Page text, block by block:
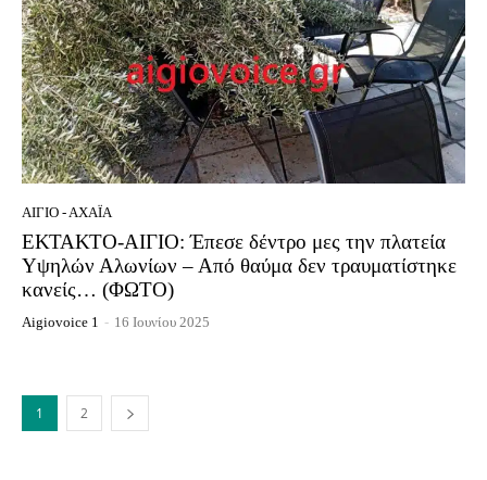
ΑΊΓΙΟ - ΑΧΑΪ́Α
ΕΚΤΑΚΤΟ-ΑΙΓΙΟ: Έπεσε δέντρο μες την πλατεία
Υψηλών Αλωνίων – Από θαύμα δεν τραυματίστηκε
κανείς… (ΦΩΤΟ)
Aigiovoice 1 - 16 Ιουνίου 2025
1 2